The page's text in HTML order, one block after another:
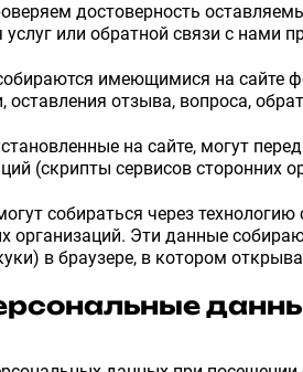
достоверность
услуг или обратной связи с нами
имеющимися на сайте
оставления отзыва, вопроса,
на сайте, могут
(скрипты сервисов сторонних
собираться через
организаций. Эти данные
в браузере, в котором